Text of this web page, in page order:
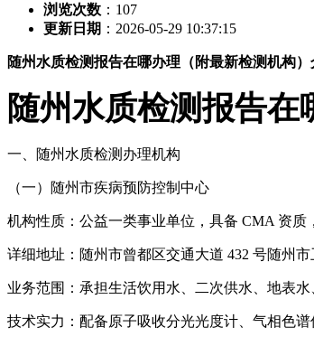
浏览次数 ： 107
更新日期 ：2026-05-29 10:37:15
随州水质检测报告在哪办理（附最新检测机构）
随州水质检测报告在
一、随州水质检测办理机构
（一）随州市疾病预防控制中心
机构性质：公益一类事业单位，具备 CMA 资质
详细地址：随州市曾都区交通大道 432 号随州市
业务范围：承担生活饮用水、二次供水、地表
技术实力：配备原子吸收分光光度计、气相色谱